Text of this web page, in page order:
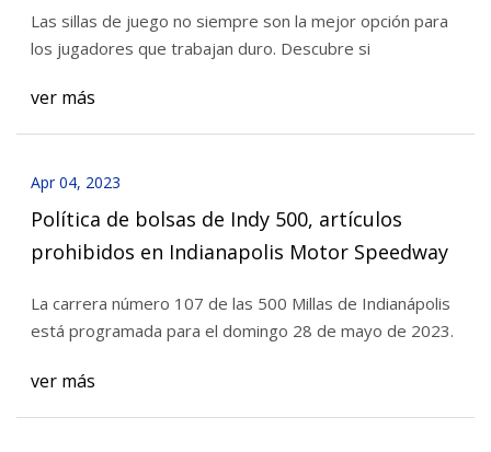
Las sillas de juego no siempre son la mejor opción para
los jugadores que trabajan duro. Descubre si
ver más
Apr 04, 2023
Política de bolsas de Indy 500, artículos
prohibidos en Indianapolis Motor Speedway
La carrera número 107 de las 500 Millas de Indianápolis
está programada para el domingo 28 de mayo de 2023.
ver más